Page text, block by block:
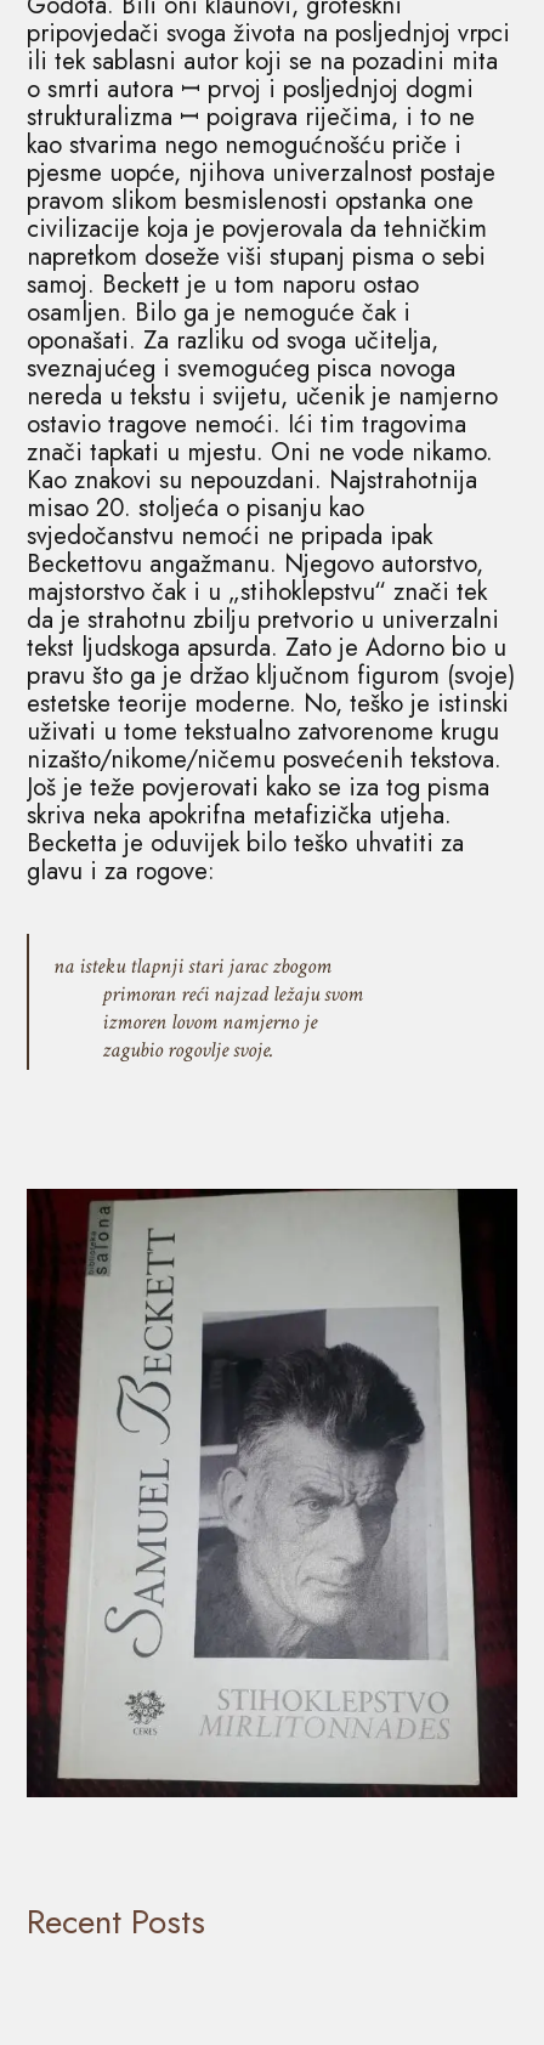
pripovjedači svoga života na posljednjoj vrpci
ili tek sablasni autor koji se na pozadini mita
o smrti autora ꟷ prvoj i posljednjoj dogmi
strukturalizma ꟷ poigrava riječima, i to ne
kao stvarima nego nemogućnošću priče i
pjesme uopće, njihova univerzalnost postaje
pravom slikom besmislenosti opstanka one
civilizacije koja je povjerovala da tehničkim
napretkom doseže viši stupanj pisma o sebi
samoj. Beckett je u tom naporu ostao
osamljen. Bilo ga je nemoguće čak i
oponašati. Za razliku od svoga učitelja,
sveznajućeg i svemogućeg pisca novoga
nereda u tekstu i svijetu, učenik je namjerno
ostavio tragove nemoći. Ići tim tragovima
znači tapkati u mjestu. Oni ne vode nikamo.
Kao znakovi su nepouzdani. Najstrahotnija
misao 20. stoljeća o pisanju kao
svjedočanstvu nemoći ne pripada ipak
Beckettovu angažmanu. Njegovo autorstvo,
majstorstvo čak i u „stihoklepstvu“ znači tek
da je strahotnu zbilju pretvorio u univerzalni
tekst ljudskoga apsurda. Zato je Adorno bio u
pravu što ga je držao ključnom figurom (svoje)
estetske teorije moderne. No, teško je istinski
uživati u tome tekstualno zatvorenome krugu
nizašto/nikome/ničemu posvećenih tekstova.
Još je teže povjerovati kako se iza tog pisma
skriva neka apokrifna metafizička utjeha.
Becketta je oduvijek bilo teško uhvatiti za
glavu i za rogove:
na isteku tlapnji stari jarac zbogom
primoran reći najzad ležaju svom
izmoren lovom namjerno je
zagubio rogovlje svoje.
Recent Posts